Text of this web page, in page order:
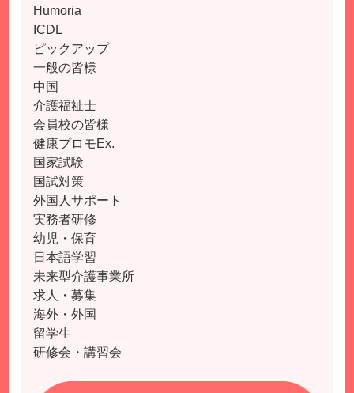
Humoria
ICDL
ピックアップ
一般の皆様
中国
介護福祉士
会員校の皆様
健康プロモEx.
国家試験
国試対策
外国人サポート
実務者研修
幼児・保育
日本語学習
未来型介護事業所
求人・募集
海外・外国
留学生
研修会・講習会